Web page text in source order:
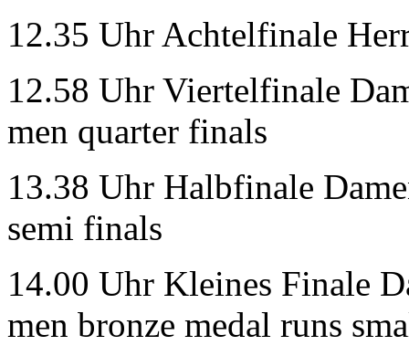
12.35 Uhr Achtelfinale
12.58 Uhr Viertelfinale
men quarter finals
13.38 Uhr Halbfinale
semi finals
14.00 Uhr Kleines Finale
men bronze medal runs